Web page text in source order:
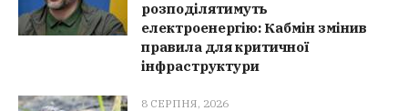
розподілятимуть
електроенергію: Кабмін змінив
правила для критичної
інфраструктури
8 СЕРПНЯ, 2026